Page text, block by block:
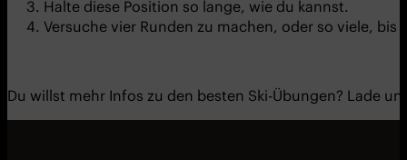
Halte diese Position so lange, wie du kannst.
Versuche vier Runden zu machen, oder so viele, bis
Du willst mehr Infos zu den besten Ski-Übungen? Lade